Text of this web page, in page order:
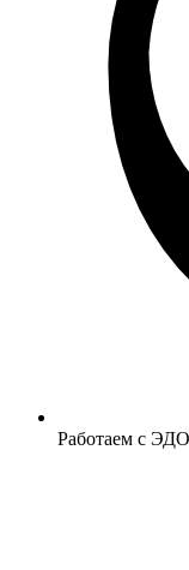
Работаем с ЭДО